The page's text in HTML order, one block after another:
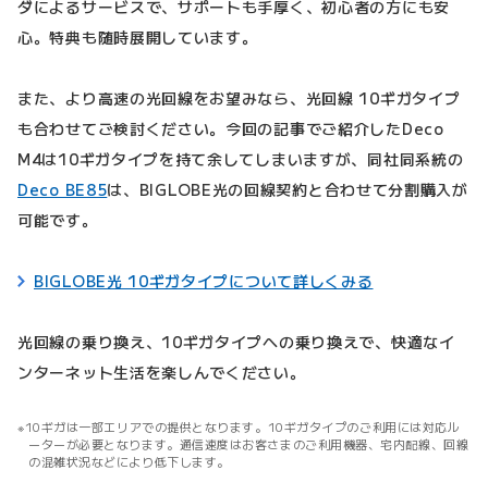
ダによるサービスで、サポートも手厚く、初心者の方にも安
心。特典も随時展開しています。
また、より高速の光回線をお望みなら、光回線 10ギガタイプ
も合わせてご検討ください。今回の記事でご紹介したDeco
M4は10ギガタイプを持て余してしまいますが、同社同系統の
Deco BE85は、BIGLOBE光の回線契約と合わせて分割購入が
可能です。
BIGLOBE光 10ギガタイプについて詳しくみる
光回線の乗り換え、10ギガタイプへの乗り換えで、快適なイ
ンターネット生活を楽しんでください。
10ギガは一部エリアでの提供となります。10ギガタイプのご利用には対応ル
ーターが必要となります。通信速度はお客さまのご利用機器、宅内配線、回線
の混雑状況などにより低下します。